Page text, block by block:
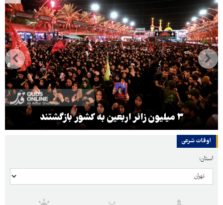
۳ میلیون زائر اربعین به کشور بازگشتند
اوقات شرعی
استان: